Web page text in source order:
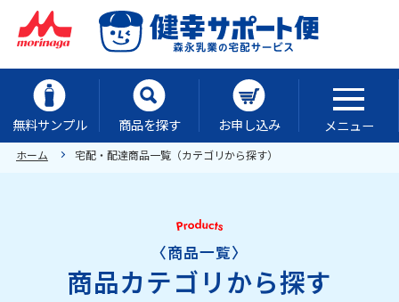
無料サンプル 商品を探す お申し込み メニュー
ホーム 宅配・配達商品一覧（カテゴリから探す）
〈商品一覧〉
商品カテゴリから探す